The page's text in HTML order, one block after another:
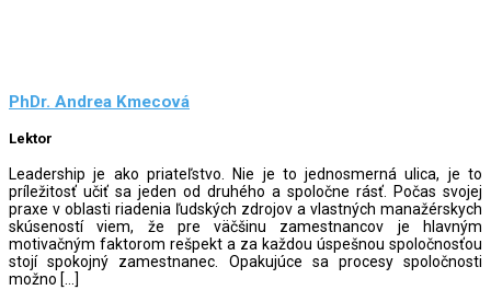
PhDr. Andrea Kmecová
Lektor
Leadership je ako priateľstvo. Nie je to jednosmerná ulica, je to
príležitosť učiť sa jeden od druhého a spoločne rásť. Počas svojej
praxe v oblasti riadenia ľudských zdrojov a vlastných manažérskych
skúseností viem, že pre väčšinu zamestnancov je hlavným
motivačným faktorom rešpekt a za každou úspešnou spoločnosťou
stojí spokojný zamestnanec. Opakujúce sa procesy spoločnosti
možno […]